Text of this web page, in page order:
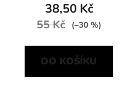
38,50 Kč
55 Kč (–30 %)
DO KOŠÍKU